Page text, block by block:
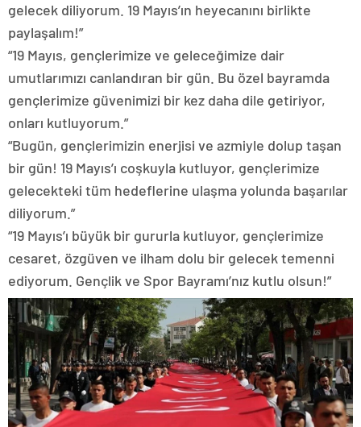
gelecek diliyorum. 19 Mayıs’ın heyecanını birlikte
paylaşalım!”
“19 Mayıs, gençlerimize ve geleceğimize dair
umutlarımızı canlandıran bir gün. Bu özel bayramda
gençlerimize güvenimizi bir kez daha dile getiriyor,
onları kutluyorum.”
“Bugün, gençlerimizin enerjisi ve azmiyle dolup taşan
bir gün! 19 Mayıs’ı coşkuyla kutluyor, gençlerimize
gelecekteki tüm hedeflerine ulaşma yolunda başarılar
diliyorum.”
“19 Mayıs’ı büyük bir gururla kutluyor, gençlerimize
cesaret, özgüven ve ilham dolu bir gelecek temenni
ediyorum. Gençlik ve Spor Bayramı’nız kutlu olsun!”